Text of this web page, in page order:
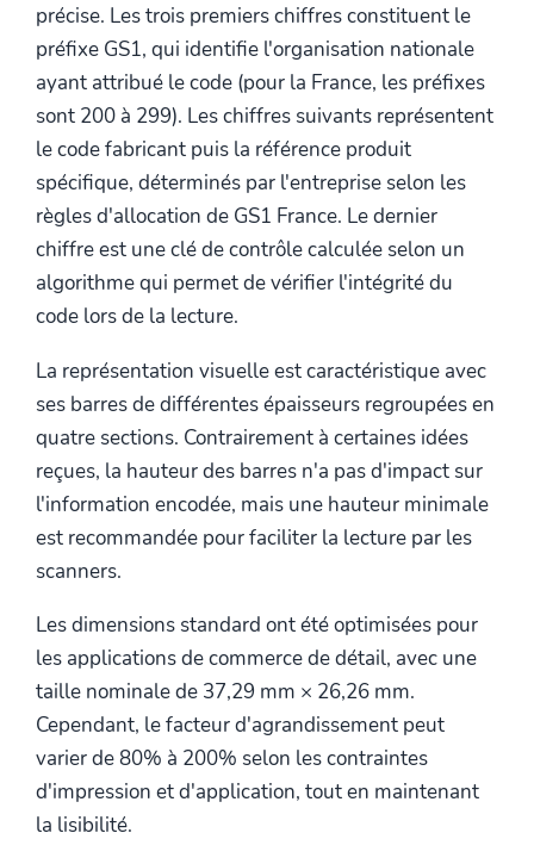
précise. Les trois premiers chiffres constituent le
préfixe GS1, qui identifie l'organisation nationale
ayant attribué le code (pour la France, les préfixes
sont 200 à 299). Les chiffres suivants représentent
le code fabricant puis la référence produit
spécifique, déterminés par l'entreprise selon les
règles d'allocation de GS1 France. Le dernier
chiffre est une clé de contrôle calculée selon un
algorithme qui permet de vérifier l'intégrité du
code lors de la lecture.
La représentation visuelle est caractéristique avec
ses barres de différentes épaisseurs regroupées en
quatre sections. Contrairement à certaines idées
reçues, la hauteur des barres n'a pas d'impact sur
l'information encodée, mais une hauteur minimale
est recommandée pour faciliter la lecture par les
scanners.
Les dimensions standard ont été optimisées pour
les applications de commerce de détail, avec une
taille nominale de 37,29 mm × 26,26 mm.
Cependant, le facteur d'agrandissement peut
varier de 80% à 200% selon les contraintes
d'impression et d'application, tout en maintenant
la lisibilité.